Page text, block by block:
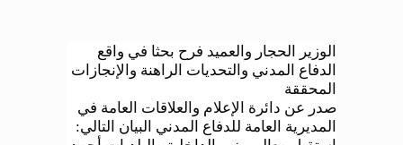
الوزير الحجار والعميد فرح بحثا في واقع
الدفاع المدني والتحديات الراهنة والإنجازات
المحققة
صدر عن دائرة الإعلام والعلاقات العامة في
المديرية العامة للدفاع المدني البيان التالي: